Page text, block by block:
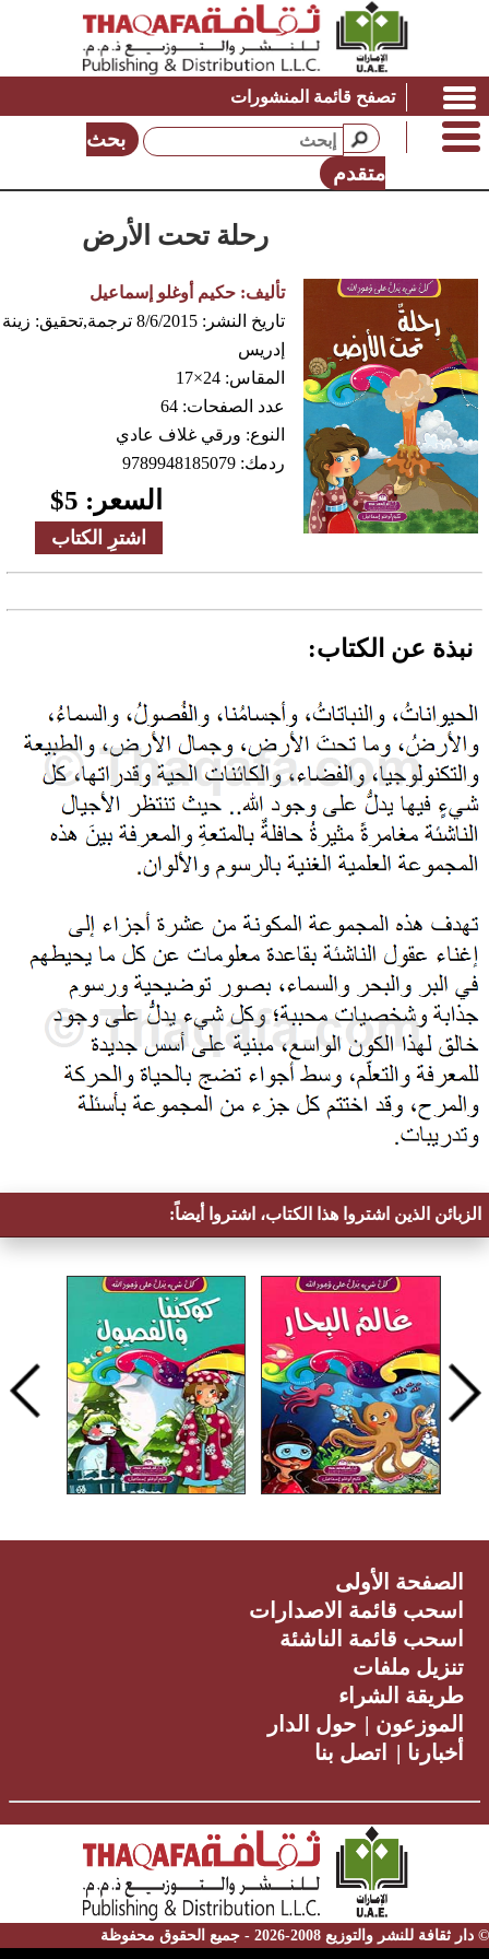
تصفح قائمة المنشورات
بحث
متقدم
رحلة تحت الأرض
تأليف: حكيم أوغلو إسماعيل
تاريخ النشر: 8/6/2015 ترجمة,تحقيق: زينة
إدريس
المقاس: 24×17
عدد الصفحات: 64
النوع: ورقي غلاف عادي
ردمك: 9789948185079
السعر: 5
$
اشترِ الكتاب
نبذة عن الكتاب:
الزبائن الذين اشتروا هذا الكتاب، اشتروا أيضاً:
© دار ثقافة للنشر والتوزيع 2008-2026 - جميع الحقوق محفوظة
الصفحة الأولى
اسحب قائمة الاصدارات
اسحب قائمة الناشئة
تنزيل ملفات
طريقة الشراء
الموزعون | حول الدار
أخبارنا | اتصل بنا